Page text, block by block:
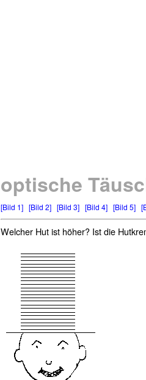
optische
[Bild 1] [Bild 2] [Bild 3] [Bild 4] [Bild 5]
Welcher Hut ist höher? Ist die